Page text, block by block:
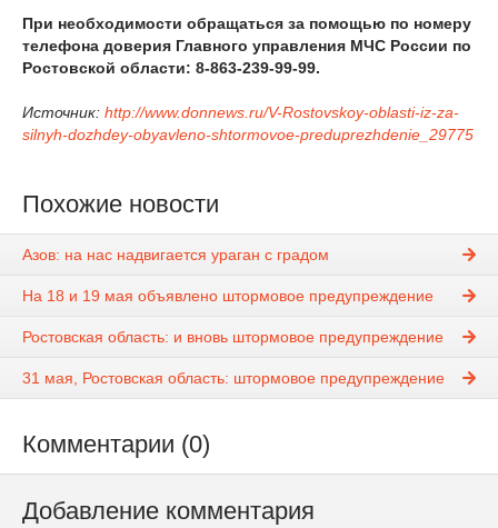
При необходимости обращаться за помощью по номеру
телефона доверия Главного управления МЧС России по
Ростовской области: 8-863-239-99-99.
Источник: http://www.donnews.ru/V-Rostovskoy-oblasti-iz-za-
silnyh-dozhdey-obyavleno-shtormovoe-preduprezhdenie_29775
Похожие новости
Азов: на нас надвигается ураган с градом
На 18 и 19 мая объявлено штормовое предупреждение
Ростовская область: и вновь штормовое предупреждение
31 мая, Ростовская область: штормовое предупреждение
Комментарии (0)
Добавление комментария